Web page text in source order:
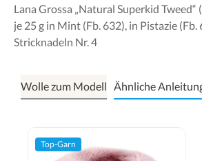
Lana Grossa „Natural Superkid
je 25 g in Mint (Fb. 632), in Pistazie
Stricknadeln Nr. 4
Wolle zum Modell Ähnliche
Top-Garn